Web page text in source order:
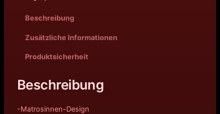
Beschreibung
Zusätzliche Informationen
Produktsicherheit
Beschreibung
-Matrosinnen-Design